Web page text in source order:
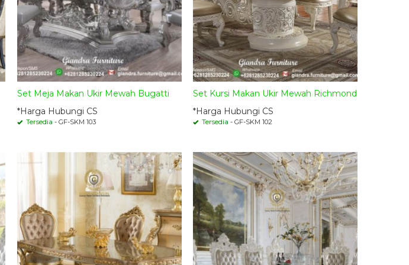
Set Meja Makan Ukir Mewah Bugatti
*Harga Hubungi CS
Tersedia - GF-SKM 103
Set Kursi Makan Ukir Mewah Richmond
*Harga Hubungi CS
Tersedia - GF-SKM 102